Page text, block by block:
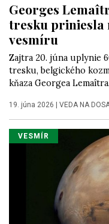
Georges
tresku priniesla
vesmíru
Zajtra 20. júna uplynie
tresku, belgického
kňaza Georgea Lemaîtra.
19. júna 2026 VEDA NA
VESMÍR